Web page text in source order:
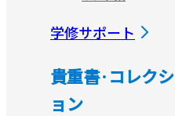
学修サポート
貴重書·コレクシ
ョン